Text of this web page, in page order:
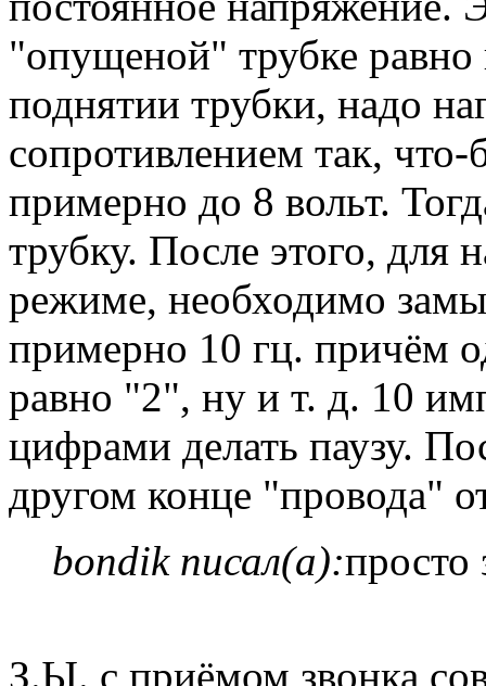
"опущеной" трубке
поднятии трубки, надо
сопротивлением так,
примерно до 8 вольт.
трубку. После этого, для
режиме, необходимо
примерно 10 гц. причём
равно "2", ну и т. д. 10
цифрами делать паузу.
другом конце "провода"
bondik писал(а):просто
З.Ы. с приёмом звонка